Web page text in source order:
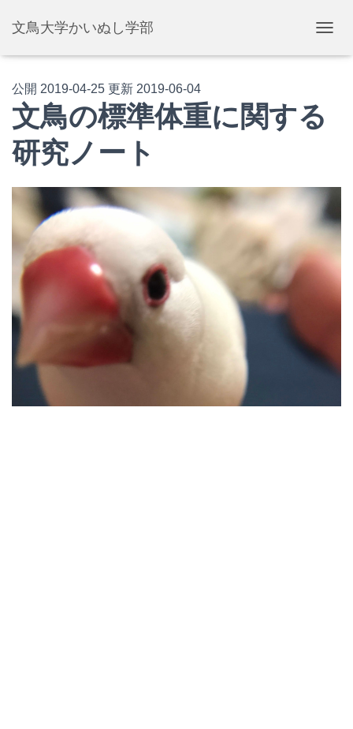
文鳥大学かいぬし学部
ビ
替
え
公開 2019-04-25 更新 2019-06-04
文鳥の標準体重に関する
研究ノート